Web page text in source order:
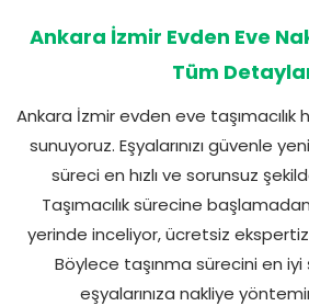
Ankara İzmir Evden Eve
Tüm
Ankara İzmir evden eve
sunuyoruz. Eşyalarınızı güvenle
süreci en hızlı ve sorunsuz
Taşımacılık sürecine
yerinde inceliyor, ücretsiz
Böylece taşınma sürecini en iyi
eşyalarınıza nakliye